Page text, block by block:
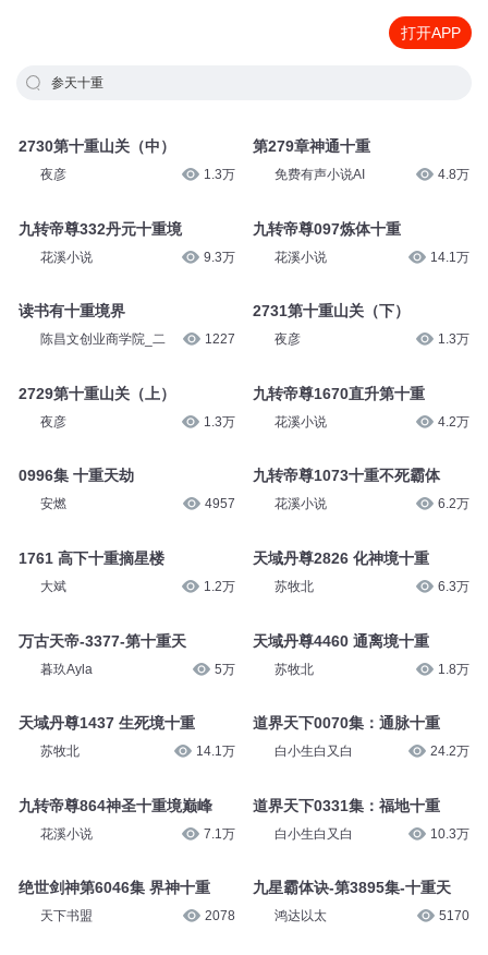
打开APP
参天十重
2730第十重山关（中）
夜彦 1.3万
九转帝尊332丹元十重境
花溪小说 9.3万
读书有十重境界
陈昌文创业商学院_二 1227
2729第十重山关（上）
夜彦 1.3万
0996集 十重天劫
安燃 4957
1761 高下十重摘星楼
大斌 1.2万
万古天帝-3377-第十重天
暮玖Ayla 5万
天域丹尊1437 生死境十重
苏牧北 14.1万
九转帝尊864神圣十重境巅峰
花溪小说 7.1万
绝世剑神第6046集 界神十重
天下书盟 2078
第279章神通十重
免费有声小说AI 4.8万
九转帝尊097炼体十重
花溪小说 14.1万
2731第十重山关（下）
夜彦 1.3万
九转帝尊1670直升第十重
花溪小说 4.2万
九转帝尊1073十重不死霸体
花溪小说 6.2万
天域丹尊2826 化神境十重
苏牧北 6.3万
天域丹尊4460 通离境十重
苏牧北 1.8万
道界天下0070集：通脉十重
白小生白又白 24.2万
道界天下0331集：福地十重
白小生白又白 10.3万
九星霸体诀-第3895集-十重天
鸿达以太 5170